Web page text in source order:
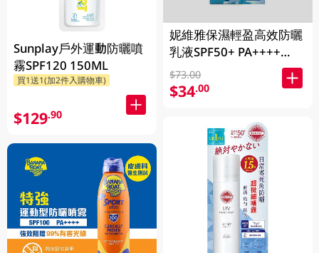
Sunplay戶外運動防曬噴
霧SPF120 150ML
買1送1(加2件入購物車)
$129.90
妮維雅保濕輕盈高效防曬
乳液SPF50+ PA++++
75ML
$73.00
$34.00